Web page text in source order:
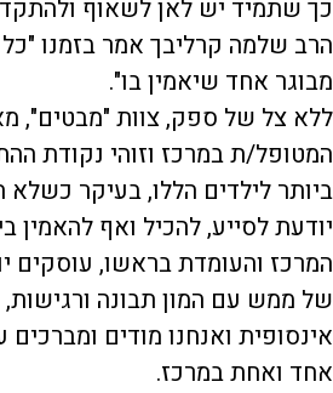
כך שתמיד יש לאן לשאוף
הרב שלמה קרליבך אמר בזמנו
מבוגר אחד שיאמין בו".
ללא צל של ספק, צוות "מבטים",
המטופל/ת במרכז וזוהי נקודת
ביותר לילדים הללו, בעיקר
יודעת לסייע, להכיל ואף להאמין
המרכז והעומדת בראשו, עוסקים
של ממש עם המון תבונה ורגישות,
אינסופית ואנחנו מודים
אחד ואחת במרכז.